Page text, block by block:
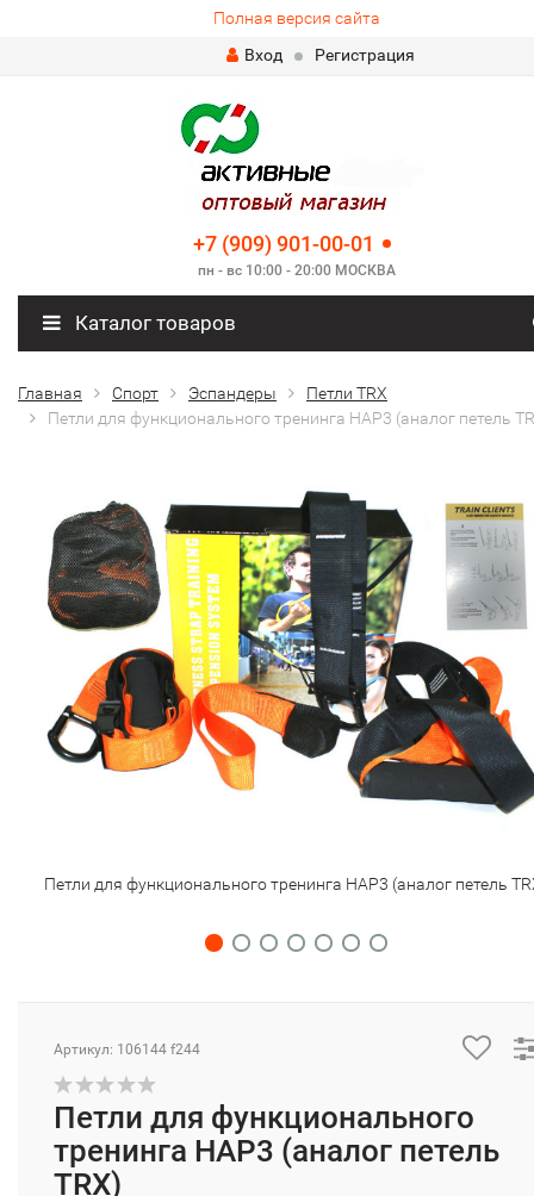
Полная версия сайта
Вход
Регистрация
+7 (909) 901-00-01
пн - вс 10:00 - 20:00 МОСКВА
Каталог товаров
Главная Спорт Эспандеры
Петли TRX
Петли для функционального тренинга HAP3 (аналог петель
Петли для функционального тренинга HAP3 (аналог петель
Артикул: 106144 f244
Петли для функционального
тренинга HAP3 (аналог петель
TRX)